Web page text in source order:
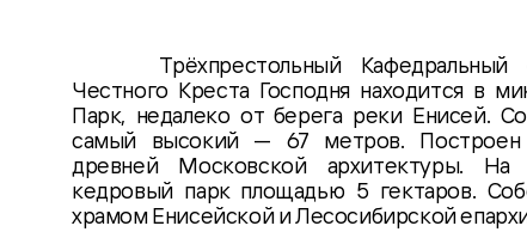
Трёхпрестольный
Честного Креста Господня находится в
Парк, недалеко от берега реки Енисей.
самый высокий — 67 метров. Построен
древней Московской архитектуры. На
кедровый парк площадью 5 гектаров.
храмом Енисейской и Лесосибирской